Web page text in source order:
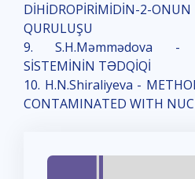
DİHİDROPİRİMİDİN-
QURULUŞU
9. S.H.Məmmədova -
SİSTEMİNİN TƏDQİQİ
10. H.N.Shiraliyeva -
CONTAMINATED WITH